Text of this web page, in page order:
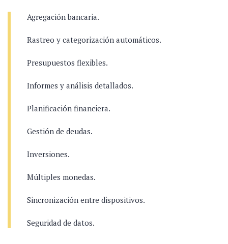
Agregación bancaria.
Rastreo y categorización automáticos.
Presupuestos flexibles.
Informes y análisis detallados.
Planificación financiera.
Gestión de deudas.
Inversiones.
Múltiples monedas.
Sincronización entre dispositivos.
Seguridad de datos.